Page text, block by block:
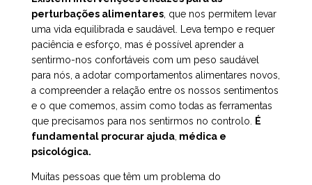
perturbações alimentares , que nos permitem levar
uma vida equilibrada e saudável. Leva tempo e requer
paciência e esforço, mas é possível aprender a
sentirmo-nos confortáveis com um peso saudável
para nós, a adotar comportamentos alimentares novos,
a compreender a relação entre os nossos sentimentos
e o que comemos, assim como todas as ferramentas
que precisamos para nos sentirmos no controlo.
É
fundamental procurar ajuda médica e
psicológica.
Muitas pessoas que têm um problema do